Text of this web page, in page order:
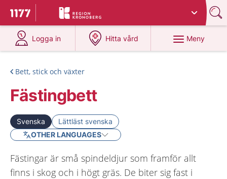
Till startsidan för 1177
Du har valt region
Logga in
på 1177.se
Hitta vård
på 1177.se
Meny
Bett, stick och växter
Fästingbett
Svenska
Lättläst svenska
OTHER LANGUAGES
Fästingar är små spindeldjur som framför allt
finns i skog och i högt gräs. De biter sig fast i